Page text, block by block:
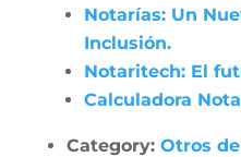
Notarías: Un
Inclusión.
Notaritech: El
Calculadora
Category: Otros